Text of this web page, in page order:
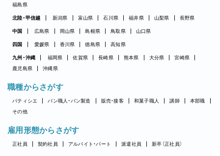
福島県
北陸・甲信越 新潟県 富山県 石川県 福井県 山梨県 長野県
中国 広島県 岡山県 島根県 鳥取県 山口県
四国 愛媛県 香川県 徳島県 高知県
九州・沖縄 福岡県 佐賀県 長崎県 熊本県 大分県
宮崎県
鹿児島県
沖縄県
職種からさがす
パティシエ パン職人・パン製造 販売・接客 和菓子職人 講師
本部職
その他
雇用形態からさがす
正社員 契約社員 アルバイト・パート 派遣社員 新卒（正社員）